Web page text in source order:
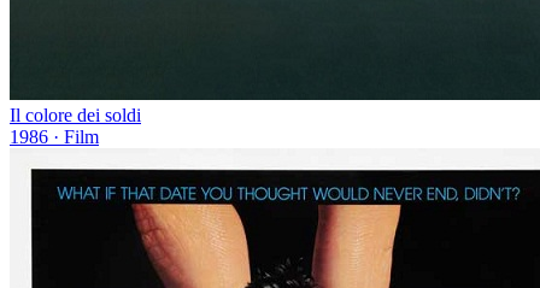
Il colore dei soldi
1986 · Film